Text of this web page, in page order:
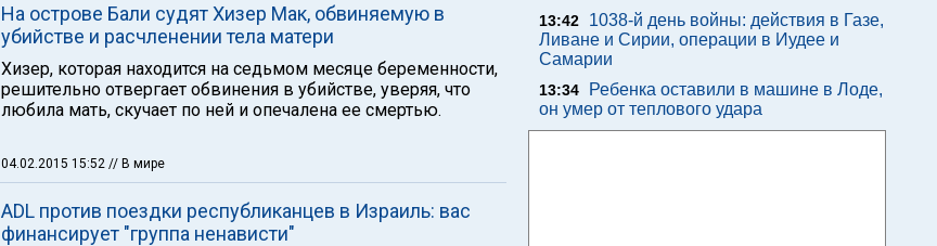
На острове Бали судят Хизер Мак, обвиняемую в
убийстве и расчленении тела матери
Хизер, которая находится на седьмом месяце беременности,
решительно отвергает обвинения в убийстве, уверяя, что
любила мать, скучает по ней и опечалена ее смертью.
04.02.2015 15:52 // В мире
ADL против поездки республиканцев в Израиль: вас
финансирует "группа ненависти"
13:42
1038-й день войны: действия в Газе,
Ливане и Сирии, операции в Иудее и
Самарии
13:34
Ребенка оставили в машине в Лоде,
он умер от теплового удара